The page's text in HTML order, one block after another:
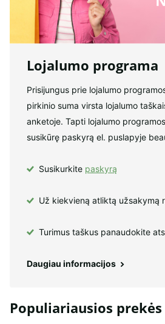
Lojalumo programa
Prisijungus prie lojalumo
pirkinio suma virsta lojalumo
anketoje. Tapti lojalumo
susikūrę paskyrą el. puslapyje
Susikurkite paskyrą
Už kiekvieną atliktą užsakymą
Turimus taškus panaudokite
Daugiau informacijos
Populiariausios prekės